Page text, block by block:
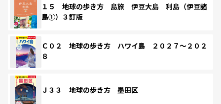
１５ 地球の歩き方 島旅 伊豆大島 利島（伊豆諸
島①）３訂版
Ｃ０２ 地球の歩き方 ハワイ島 ２０２７～２０２
８
Ｊ３３ 地球の歩き方 墨田区